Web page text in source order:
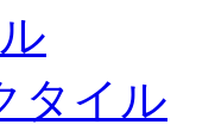
タイル